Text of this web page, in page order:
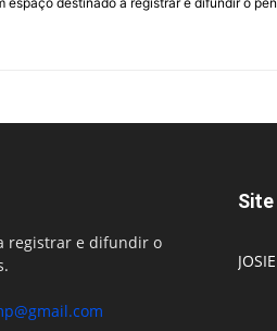
registrar e difundir o